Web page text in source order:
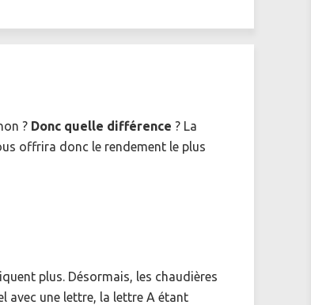
? Donc quelle différence ? La
offrira donc le rendement le plus
plus. Désormais, les chaudières
avec une lettre, la lettre A étant